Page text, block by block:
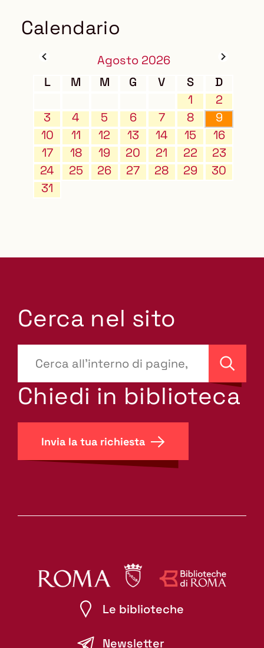
Calendario
Agosto 2026
L
M M G V S
D
1
2
3
4 5 6 7 8
9
10
11 12 13 14 15
16
17
18 19 20 21 22
23
24
25 26 27 28 29
30
31
Cerca nel sito
site-
search.label???
Cerca
Chiedi in biblioteca
Invia la tua richiesta
Le biblioteche
Newsletter